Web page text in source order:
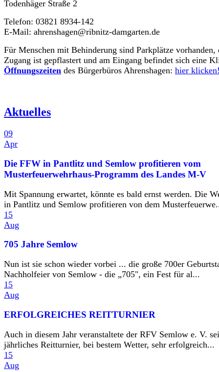
Todenhäger Straße 2
Telefon: 03821 8934-142
E-Mail: ahrenshagen@ribnitz-damgarten.de
Für Menschen mit Behinderung sind Parkplätze vorhanden,
Zugang ist gepflastert und am Eingang befindet sich eine
Öffnungszeiten des Bürgerbüros Ahrenshagen: hier
Aktuelles
09
Apr
Die FFW in Pantlitz und Semlow profitieren vom
Musterfeuerwehrhaus-Programm des Landes M-V
Mit Spannung erwartet, könnte es bald ernst werden. Die
in Pantlitz und Semlow profitieren von dem
15
Aug
705 Jahre Semlow
Nun ist sie schon wieder vorbei ... die große 700er
Nachholfeier von Semlow - die „705", ein Fest für al...
15
Aug
ERFOLGREICHES REITTURNIER
Auch in diesem Jahr veranstaltete der RFV Semlow e. V.
jährliches Reitturnier, bei bestem Wetter, sehr erfolgreich...
15
Aug